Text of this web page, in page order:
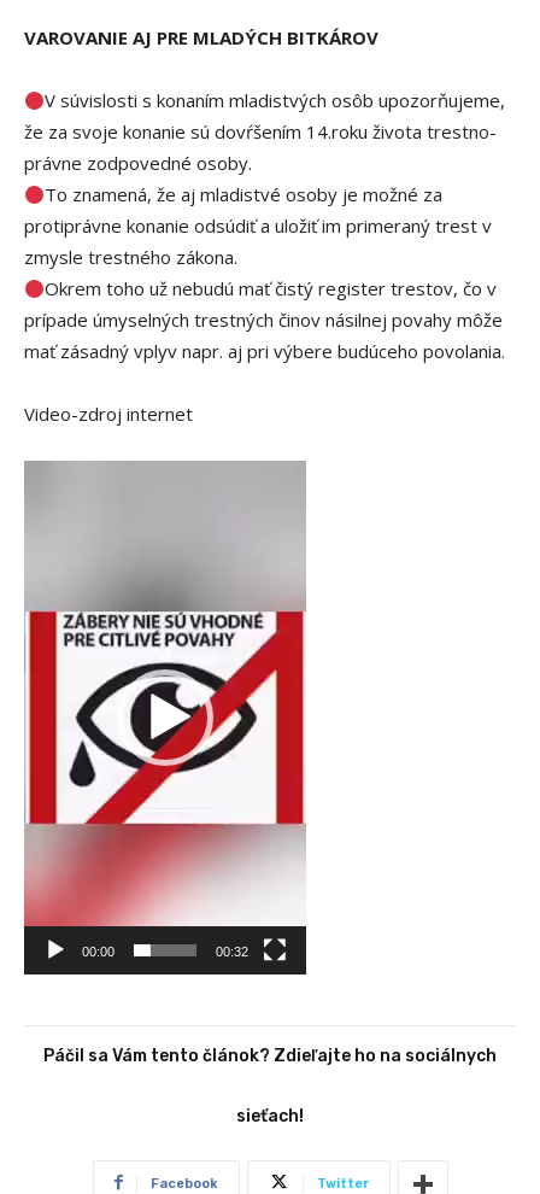
VAROVANIE AJ PRE MLADÝCH BITKÁROV
V súvislosti s konaním mladistvých osôb upozorňujeme,
že za svoje konanie sú dovŕšením 14.roku života trestno-
právne zodpovedné osoby.
To znamená, že aj mladistvé osoby je možné za
protiprávne konanie odsúdiť a uložiť im primeraný trest v
zmysle trestného zákona.
Okrem toho už nebudú mať čistý register trestov, čo v
prípade úmyselných trestných činov násilnej povahy môže
mať zásadný vplyv napr. aj pri výbere budúceho povolania.
Video-zdroj internet
p
v
00:00 00:32
Páčil sa Vám tento článok? Zdieľajte ho na sociálnych
sieťach!
Facebook Twitter